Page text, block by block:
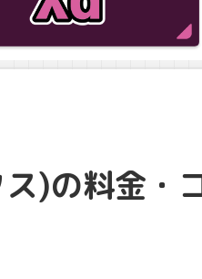
)の料金・